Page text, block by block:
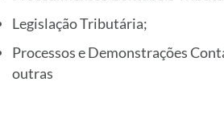
Legislação Tributária;
Processos e Demonstrações
outras